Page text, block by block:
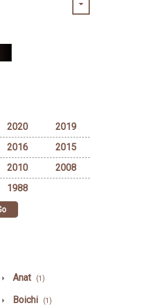
2020
2019
2016
2015
2010
2008
1988
Anat (1)
Boichi (1)